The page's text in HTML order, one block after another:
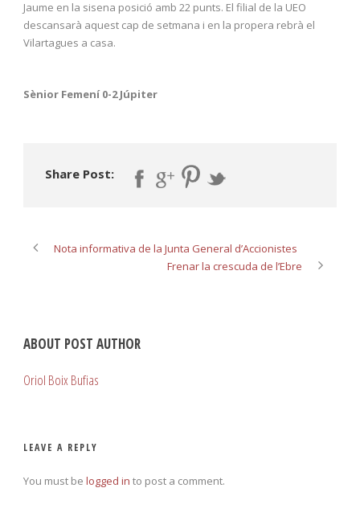
Jaume en la sisena posició amb 22 punts. El filial de la UEO
descansarà aquest cap de setmana i en la propera rebrà el
Vilartagues a casa.
Sènior Femení 0-2 Júpiter
Share Post:
Nota informativa de la Junta General d’Accionistes
Frenar la crescuda de l’Ebre
ABOUT POST AUTHOR
Oriol Boix Bufias
LEAVE A REPLY
You must be logged in to post a comment.